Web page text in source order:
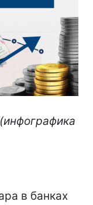
в банках